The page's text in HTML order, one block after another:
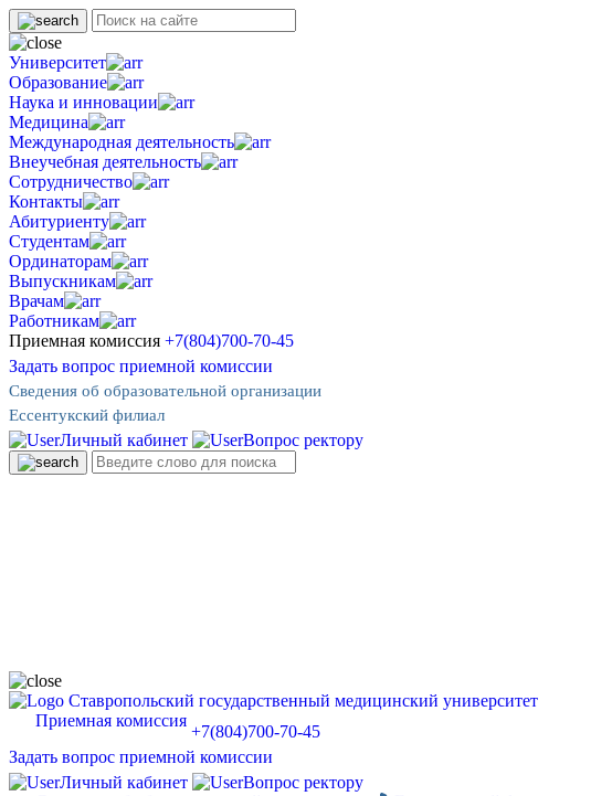
Университет
Образование
Наука и инновации
Медицина
Международная деятельность
Внеучебная деятельность
Сотрудничество
Контакты
Абитуриенту
Студентам
Ординаторам
Выпускникам
Врачам
Работникам
Приемная комиссия +7(804)700-70-45
Задать вопрос приемной комиссии
Сведения об образовательной организации
Ессентукский филиал
Личный кабинет Вопрос ректору
Ставропольский государственный медицинский университет
Приемная комиссия
+7(804)700-70-45
Задать вопрос приемной комиссии
Личный кабинет
Вопрос ректору